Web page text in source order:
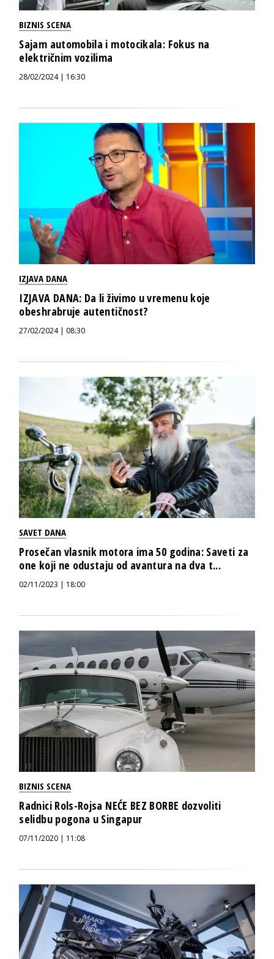
BIZNIS SCENA
Sajam automobila i motocikala: Fokus na
električnim vozilima
28/02/2024 | 16:30
IZJAVA DANA
IZJAVA DANA: Da li živimo u vremenu koje
obeshrabruje autentičnost?
27/02/2024 | 08:30
SAVET DANA
Prosečan vlasnik motora ima 50 godina: Saveti za
one koji ne odustaju od avantura na dva t...
02/11/2023 | 18:00
BIZNIS SCENA
Radnici Rols-Rojsa NEĆE BEZ BORBE dozvoliti
selidbu pogona u Singapur
07/11/2020 | 11:08